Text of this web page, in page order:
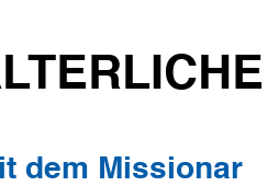
dem Missionar